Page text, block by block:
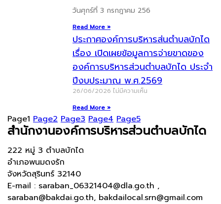
วันศุกร์ที่ 3 กรกฎาคม 256
Read More »
ประกาศองค์การบริหารส่นตำบลบักได
เรื่อง เปิดเผยข้อมูลการจ่ายขาดของ
องค์การบริหารส่วนตำบลบักได ประจำ
ปีงบประมาณ พ.ศ.2569
26/06/2026 ไม่มีความเห็น
Read More »
Page1 Page2 Page3 Page4 Page5
สำนักงานองค์การบริหารส่วนตำบลบักได
222 หมู่ 3 ตำบลบักได
อำเภอพนมดงรัก
จังหวัดสุรินทร์ 32140
E-mail : saraban_06321404@dla.go.th ,
saraban@bakdai.go.th, bakdailocal.srn@gmail.com